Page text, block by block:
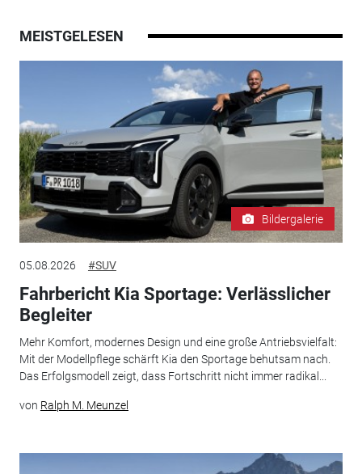
MEISTGELESEN
Bildergalerie
05.08.2026 #SUV
Fahrbericht Kia Sportage: Verlässlicher
Begleiter
Mehr Komfort, modernes Design und eine große Antriebsvielfalt:
Mit der Modellpflege schärft Kia den Sportage behutsam nach.
Das Erfolgsmodell zeigt, dass Fortschritt nicht immer radikal...
von Ralph M. Meunzel